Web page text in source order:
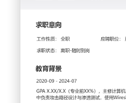
陈小湾
性别: 男年龄: 26 学历: 本科婚姻
邮箱: xiaowan@gangwan.com
求职意向
工作性质: 全职应聘职位: 系统